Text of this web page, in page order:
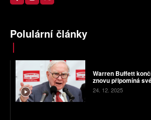
Polulární články
Warren Buffett
znovu připomíná
24. 12. 2025